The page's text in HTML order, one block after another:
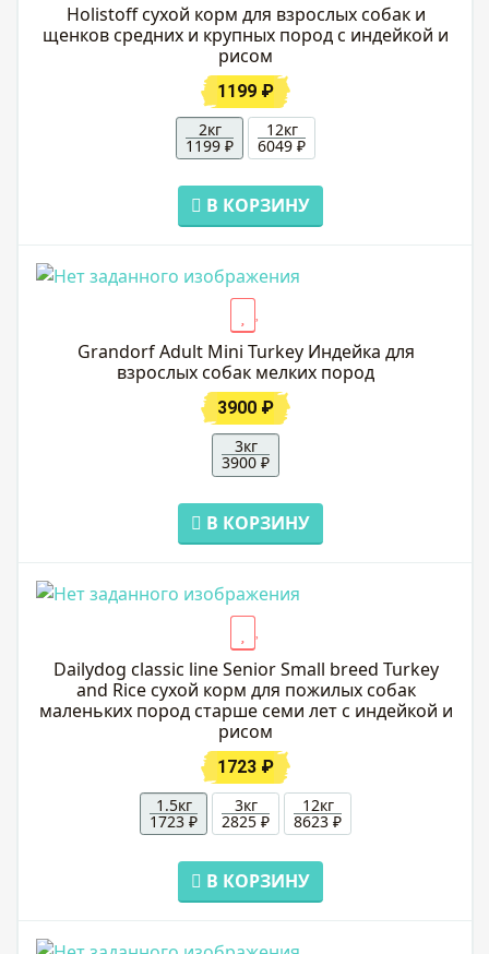
Holistoff cухой корм для взрослых собак и
щенков средних и крупных пород с индейкой и
рисом
1199 ₽
2кг
1199 ₽
12кг
6049 ₽
В КОРЗИНУ
Grandorf Adult Mini Turkey Индейка для
взрослых собак мелких пород
3900 ₽
3кг
3900 ₽
В КОРЗИНУ
Dailydog classic line Senior Small breed Turkey
and Rice сухой корм для пожилых собак
маленьких пород старше семи лет с индейкой и
рисом
1723 ₽
1.5кг
1723 ₽
3кг
2825 ₽
12кг
8623 ₽
В КОРЗИНУ